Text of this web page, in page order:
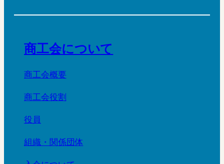
商工会について
商工会概要
商工会役割
役員
組織・関係団体